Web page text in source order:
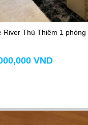
River Thủ Thiêm 1
VND